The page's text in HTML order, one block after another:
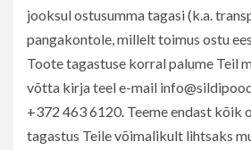
jooksul ostusumma tagasi (k.a.
pangakontole, millelt toimus ostu
Toote tagastuse korral palume Teil
võtta kirja teel e-mail
+372 463 6120. Teeme endast kõik
tagastus Teile võimalikult lihtsaks